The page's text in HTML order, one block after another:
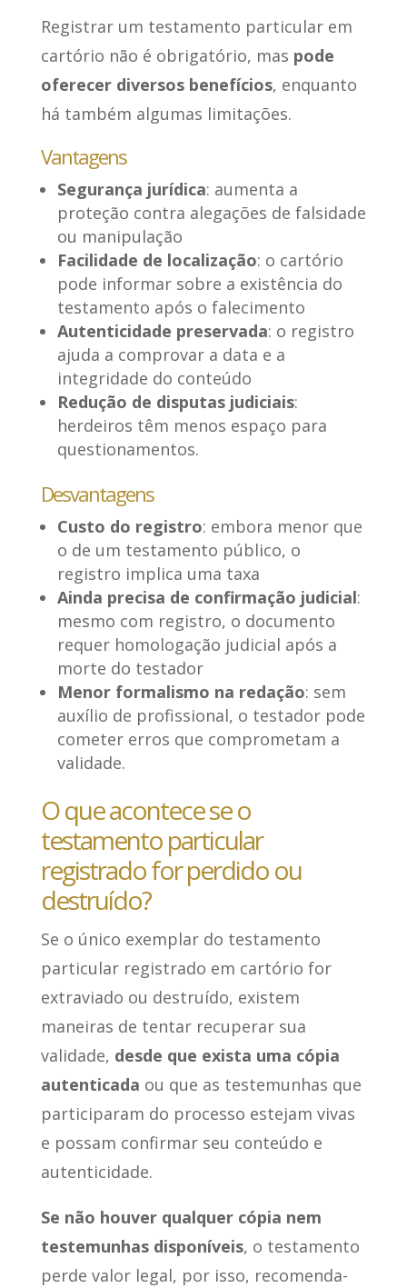
Registrar um testamento particular em
cartório não é obrigatório, mas pode
oferecer diversos benefícios, enquanto
há também algumas limitações.
Vantagens
Segurança jurídica: aumenta a
proteção contra alegações de falsidade
ou manipulação
Facilidade de localização: o cartório
pode informar sobre a existência do
testamento após o falecimento
Autenticidade preservada: o registro
ajuda a comprovar a data e a
integridade do conteúdo
Redução de disputas judiciais:
herdeiros têm menos espaço para
questionamentos.
Desvantagens
Custo do registro: embora menor que
o de um testamento público, o
registro implica uma taxa
Ainda precisa de confirmação judicial:
mesmo com registro, o documento
requer homologação judicial após a
morte do testador
Menor formalismo na redação: sem
auxílio de profissional, o testador pode
cometer erros que comprometam a
validade.
O que acontece se o
testamento particular
registrado for perdido ou
destruído?
Se o único exemplar do testamento
particular registrado em cartório for
extraviado ou destruído, existem
maneiras de tentar recuperar sua
validade, desde que exista uma cópia
autenticada ou que as testemunhas que
participaram do processo estejam vivas
e possam confirmar seu conteúdo e
autenticidade.
Se não houver qualquer cópia nem
testemunhas disponíveis, o testamento
perde valor legal, por isso, recomenda-